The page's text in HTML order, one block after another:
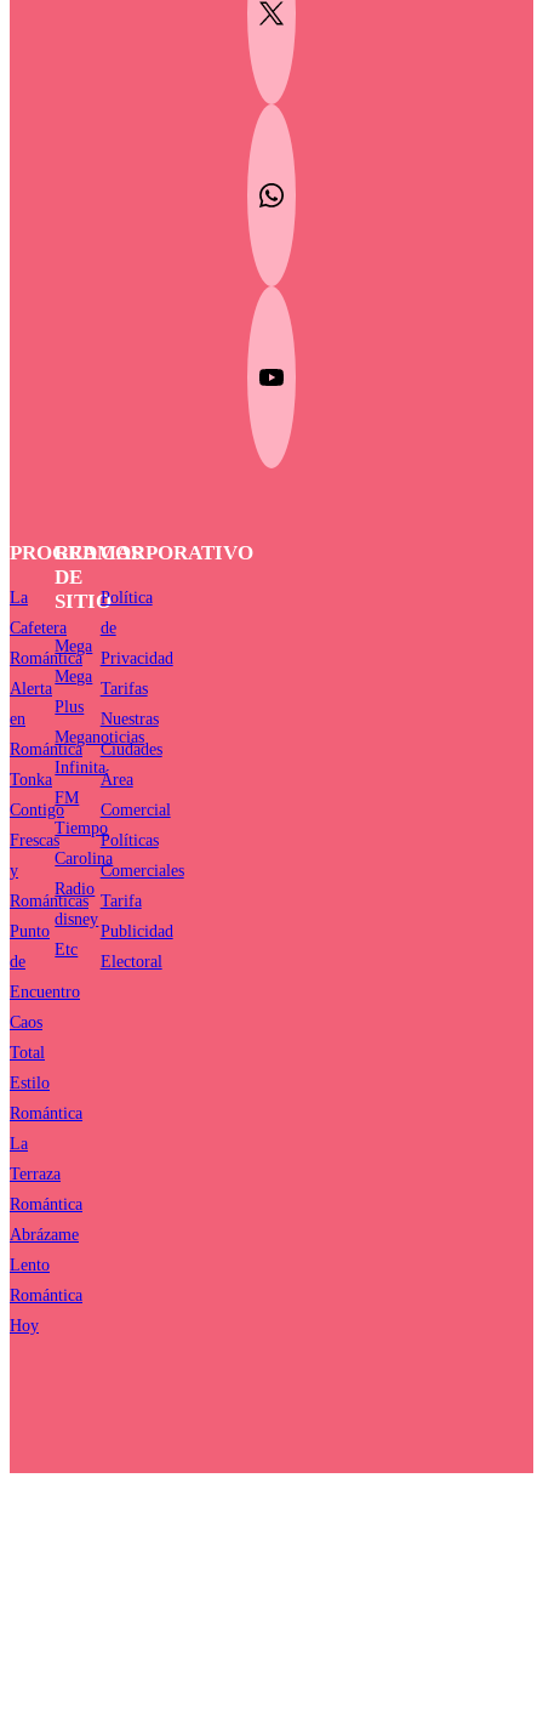
PROGRAMAS
La
Cafetera
Romántica
Alerta
en
Romántica
Tonka
Contigo
Frescas
y
Románticas
Punto
de
Encuentro
Caos
Total
Estilo
Romántica
La
Terraza
Romántica
Abrázame
Lento
Romántica
Hoy
RED
DE
SITIO
Mega
Mega
Plus
Meganoticias
Infinita
FM
Tiempo
Carolina
Radio
disney
Etc
CORPORATIVO
Política
de
Privacidad
Tarifas
Nuestras
Ciudades
Área
Comercial
Políticas
Comerciales
Tarifa
Publicidad
Electoral